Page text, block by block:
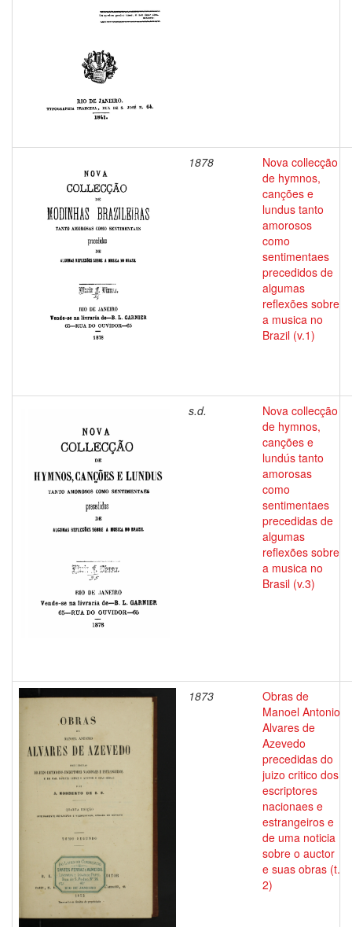
1878
Nova collecção
de hymnos,
canções e
lundus tanto
amorosos
como
sentimentaes
precedidos de
algumas
reflexões sobre
a musica no
Brazil (v.1)
s.d.
Nova collecção
de hymnos,
canções e
lundús tanto
amorosas
como
sentimentaes
precedidas de
algumas
reflexões sobre
a musica no
Brasil (v.3)
1873
Obras de
Manoel Antonio
Alvares de
Azevedo
precedidas do
juizo critico dos
escriptores
nacionaes e
estrangeiros e
de uma noticia
sobre o auctor
e suas obras (t.
2)